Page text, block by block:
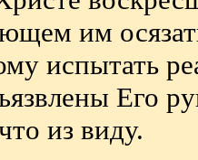
им
испытать
Его
из виду.